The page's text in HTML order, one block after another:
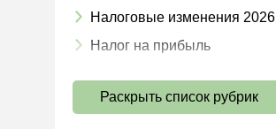
Налоговые изменения 2026
Налог на прибыль
Страховые взносы 2026
Раскрыть список рубрик